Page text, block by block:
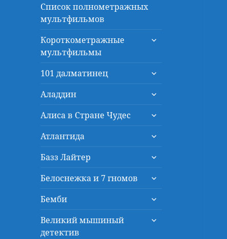
Список полнометражных
мультфильмов
Короткометражные
мультфильмы
раскрыть
101 далматинец
раскрыть
меню
Аладдин
раскрыть
меню
Алиса в Стране Чудес
раскрыть
меню
Атлантида
раскрыть
меню
Базз Лайтер
раскрыть
меню
Белоснежка и 7 гномов
раскрыть
меню
Бемби
раскрыть
меню
Великий мышиный
детектив
раскрыть